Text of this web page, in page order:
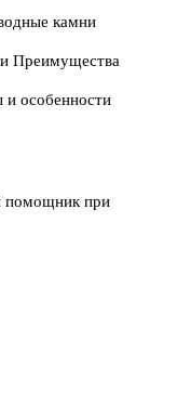
камни
Преимущества
особенности
помощник при